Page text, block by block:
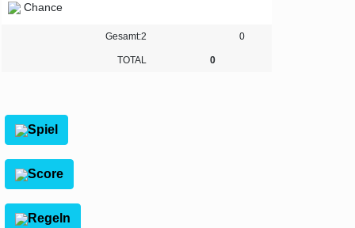
Chance
Gesamt:2 0
TOTAL 0
Spiel
Score
Regeln